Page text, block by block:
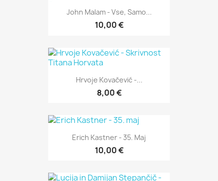
John Malam - Vse, Samo...
10,00 €
Hrvoje Kovačević -...
8,00 €
Erich Kastner - 35. Maj
10,00 €